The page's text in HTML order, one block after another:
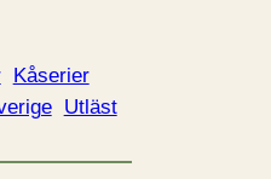
Kåserier
Utläst